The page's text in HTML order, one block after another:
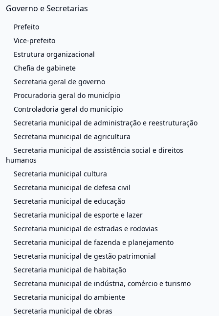
Governo e Secretarias
Prefeito
Vice-prefeito
Estrutura organizacional
Chefia de gabinete
Secretaria geral de governo
Procuradoria geral do município
Controladoria geral do município
Secretaria municipal de administração e reestruturação
Secretaria municipal de agricultura
Secretaria municipal de assistência social e direitos
humanos
Secretaria municipal cultura
Secretaria municipal de defesa civil
Secretaria municipal de educação
Secretaria municipal de esporte e lazer
Secretaria municipal de estradas e rodovias
Secretaria municipal de fazenda e planejamento
Secretaria municipal de gestão patrimonial
Secretaria municipal de habitação
Secretaria municipal de indústria, comércio e turismo
Secretaria municipal do ambiente
Secretaria municipal de obras